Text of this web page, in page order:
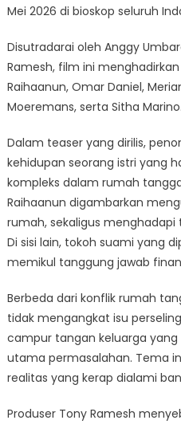
Mei 2026 di bioskop seluruh
Disutradarai oleh Anggy
Ramesh, film ini
Raihaanun, Omar Daniel,
Moeremans, serta Sitha Marino.
Dalam teaser yang dirilis,
kehidupan seorang istri yang
kompleks dalam rumah
Raihaanun digambarkan
rumah, sekaligus menghadapi
Di sisi lain, tokoh suami yang
memikul tanggung jawab
Berbeda dari konflik rumah
tidak mengangkat isu
campur tangan keluarga
utama permasalahan. Tema
realitas yang kerap dialami
Produser Tony Ramesh